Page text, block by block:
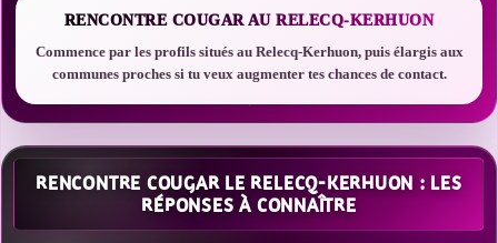
RENCONTRE COUGAR AU RELECQ-KERHUON
Commence par les profils situés au Relecq-Kerhuon, puis élargis aux
communes proches si tu veux augmenter tes chances de contact.
RENCONTRE COUGAR LE RELECQ-KERHUON : LES
RÉPONSES À CONNAÎTRE